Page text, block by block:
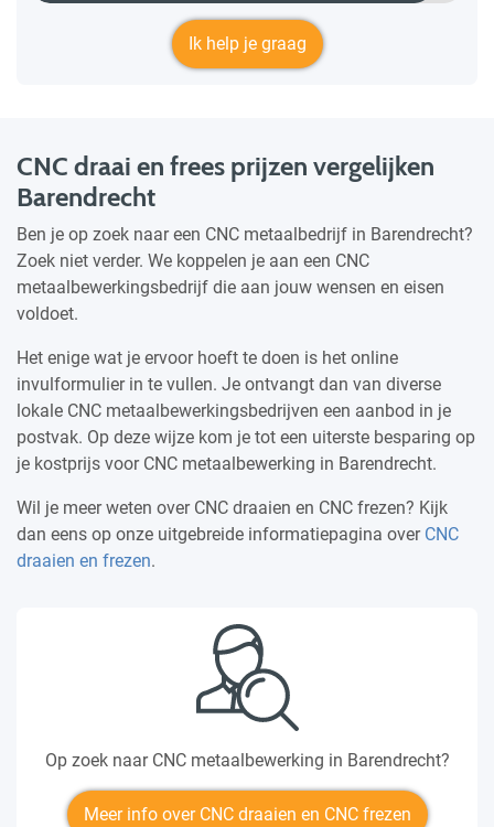
Ik help je graag
CNC draai en frees prijzen vergelijken
Barendrecht
Ben je op zoek naar een CNC metaalbedrijf in Barendrecht?
Zoek niet verder. We koppelen je aan een CNC
metaalbewerkingsbedrijf die aan jouw wensen en eisen
voldoet.
Het enige wat je ervoor hoeft te doen is het online
invulformulier in te vullen. Je ontvangt dan van diverse
lokale CNC metaalbewerkingsbedrijven een aanbod in je
postvak. Op deze wijze kom je tot een uiterste besparing op
je kostprijs voor CNC metaalbewerking in Barendrecht.
Wil je meer weten over CNC draaien en CNC frezen? Kijk
dan eens op onze uitgebreide informatiepagina over CNC
draaien en frezen.
Op zoek naar CNC metaalbewerking in Barendrecht?
Meer info over CNC draaien en CNC frezen